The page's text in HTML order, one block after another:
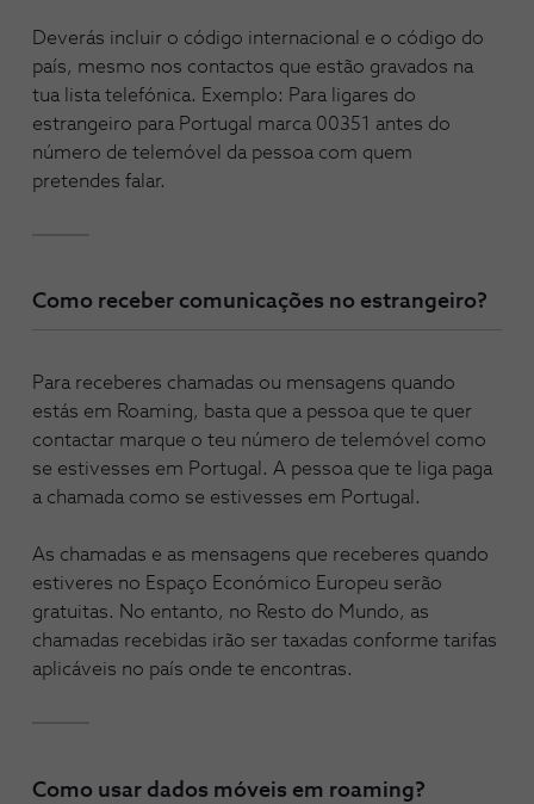
Deverás incluir o código internacional e o código do
país, mesmo nos contactos que estão gravados na
tua lista telefónica. Exemplo: Para ligares do
estrangeiro para Portugal marca 00351 antes do
número de telemóvel da pessoa com quem
pretendes falar.
Como receber comunicações no estrangeiro?
Para receberes chamadas ou mensagens quando
estás em Roaming, basta que a pessoa que te quer
contactar marque o teu número de telemóvel como
se estivesses em Portugal. A pessoa que te liga paga
a chamada como se estivesses em Portugal.
As chamadas e as mensagens que receberes quando
estiveres no Espaço Económico Europeu serão
gratuitas. No entanto, no Resto do Mundo, as
chamadas recebidas irão ser taxadas conforme tarifas
aplicáveis no país onde te encontras.
Como usar dados móveis em roaming?